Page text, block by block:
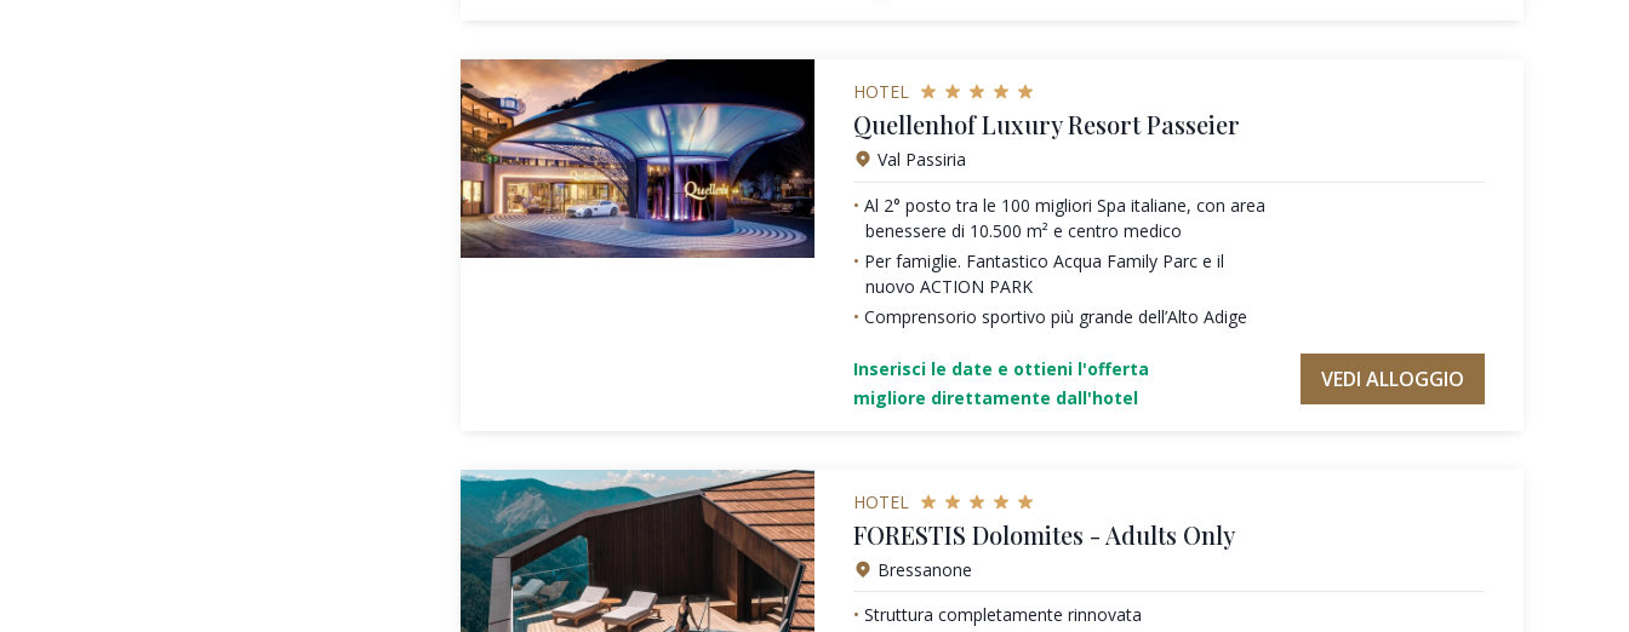
HOTEL
Quellenhof Luxury Resort Passeier
Val Passiria
Al 2° posto tra le 100 migliori Spa italiane, con area
benessere di 10.500 m² e centro medico
Per famiglie. Fantastico Acqua Family Parc e il
nuovo ACTION PARK
Comprensorio sportivo più grande dell’Alto Adige
Inserisci le date e ottieni l'offerta
migliore direttamente dall'hotel
VEDI ALLOGGIO
HOTEL
FORESTIS Dolomites - Adults Only
Bressanone
Struttura completamente rinnovata